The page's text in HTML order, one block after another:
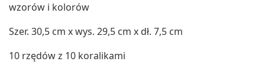
wzorów i kolorów
Szer. 30,5 cm x wys. 29,5 cm x dł. 7,5 cm
10 rzędów z 10 koralikami